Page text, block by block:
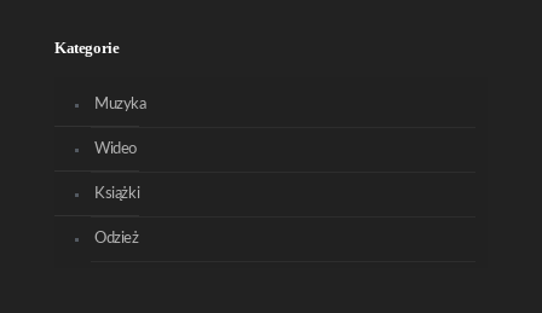
Kategorie
Muzyka
Wideo
Książki
Odzież